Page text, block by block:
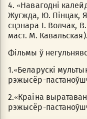
4. «Навагодні
Жугжда, Ю. Пінцак,
сцэнара І. Волчак,
маст. М. Кавальская).
Фільмы ў
1.«Беларускі
рэжысёр-
2.«Краіна
рэжысёр-